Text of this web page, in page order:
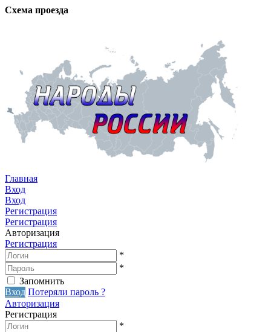
Схема проезда
Главная
Вход
Вход
Регистрация
Регистрация
Авторизация
Регистрация
*
*
Запомнить
Вход Потеряли пароль ?
Авторизация
Регистрация
*